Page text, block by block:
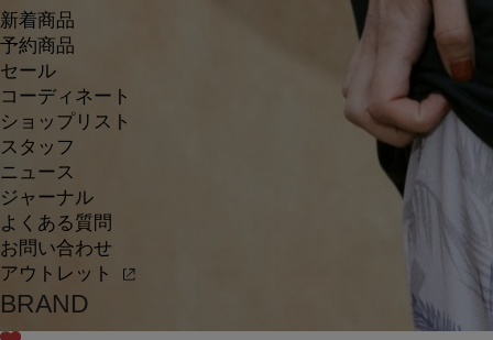
新着商品
予約商品
セール
コーディネート
ショップリスト
スタッフ
ニュース
ジャーナル
よくある質問
お問い合わせ
アウトレット
BRAND